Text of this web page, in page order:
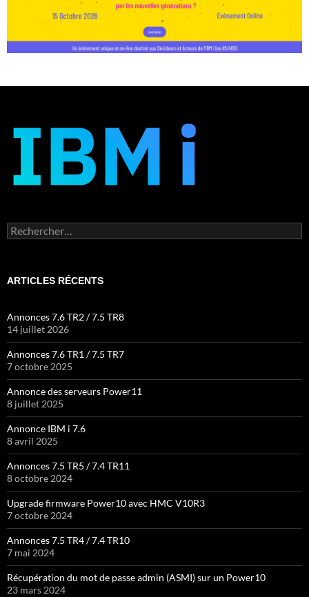
Rechercher :
ARTICLES RÉCENTS
Annonces 7.6 TR2 / 7.5 TR8
14 juillet 2026
Annonces 7.6 TR1 / 7.5 TR7
7 octobre 2025
Annonce des serveurs Power11
8 juillet 2025
Annonce IBM i 7.6
8 avril 2025
Annonces 7.5 TR5 / 7.4 TR11
8 octobre 2024
Upgrade firmware Power10 avec HMC V10R3
7 octobre 2024
Annonces 7.5 TR4 / 7.4 TR10
7 mai 2024
Récupération du mot de passe admin (ASMI) sur un Power10
23 mars 2024